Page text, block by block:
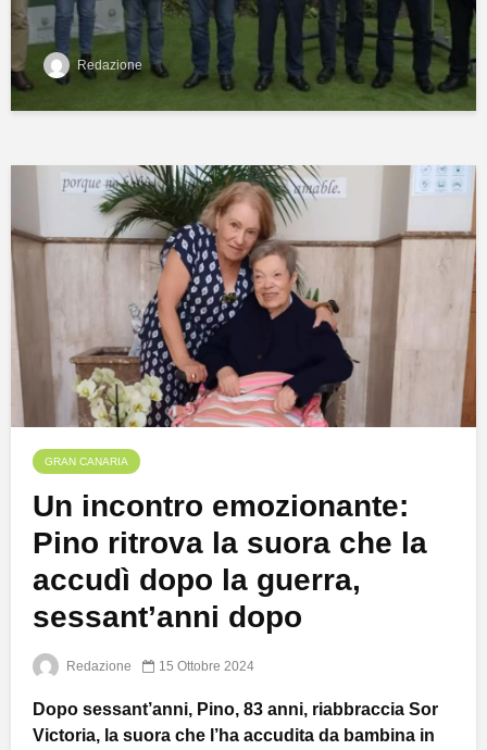
Redazione
GRAN CANARIA
Un incontro emozionante:
Pino ritrova la suora che la
accudì dopo la guerra,
sessant’anni dopo
Redazione 15 Ottobre 2024
Dopo sessant’anni, Pino, 83 anni, riabbraccia Sor
Victoria, la suora che l’ha accudita da bambina in